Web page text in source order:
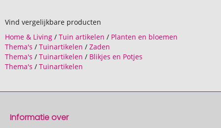
Vind vergelijkbare producten
Home & Living / Tuin artikelen / Planten en bloemen
Thema's / Tuinartikelen / Zaden
Thema's / Tuinartikelen / Blikjes en Potjes
Thema's / Tuinartikelen
Informatie over